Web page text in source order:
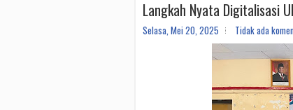
Langkah Nyata Digitalisasi
Selasa, Mei 20, 2025 Tidak ada